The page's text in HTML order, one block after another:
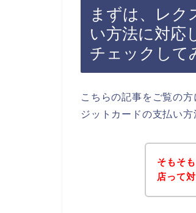
まずは、レク
い方法に対応
チェックして
こちらの記事をご覧の
ジットカードの支払い
そもそ
店って